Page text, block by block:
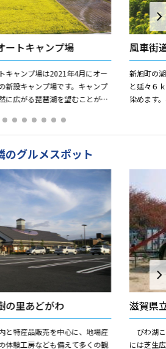
ートキャンプ場
キャンプ場は2021年4月にオー
新設キャンプ場です。キャンプ
に広がる琵琶湖を望むことがで
ル...
風車街
新旭町の
と延々６
染めます
のグルメスポット
里あどがわ
と特産品販売を中心に、地場産
体験工房なども備えて多くの観
滋賀県
びわ湖
には芝生